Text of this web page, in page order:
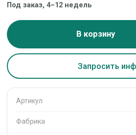
Под заказ, 4–12 недель
В корзину
Запросить
Артикул
Фабрика